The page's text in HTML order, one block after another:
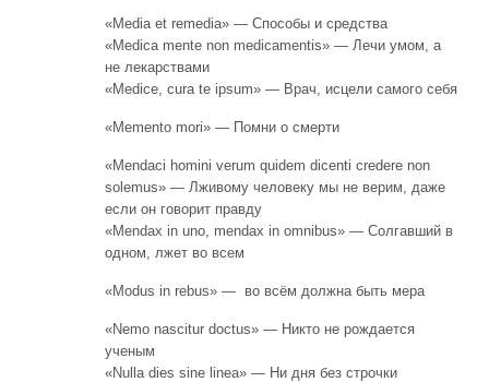
«Media et remedia» — Способы и средства
«Medica mente non medicamentis» — Лечи умом, а
не лекарствами
«Medice, cura te ipsum» — Врач, исцели самого себя
«Memento mori» — Помни о смерти
«Mendaci homini verum quidem dicenti credere non
solemus» — Лживому человеку мы не верим, даже
если он говорит правду
«Mendax in uno, mendax in omnibus» — Солгавший в
одном, лжет во всем
«Modus in rebus» — во всём должна быть мера
«Nemo nascitur doctus» — Никто не рождается
ученым
«Nulla dies sine linea» — Ни дня без строчки